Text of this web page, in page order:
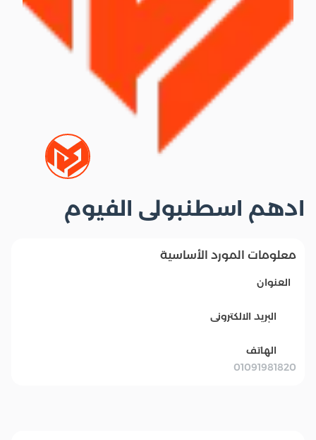
ادهم اسطنبولى الفيوم
معلومات المورد الأساسية
العنوان
البريد الالكترونى
الهاتف
01091981820